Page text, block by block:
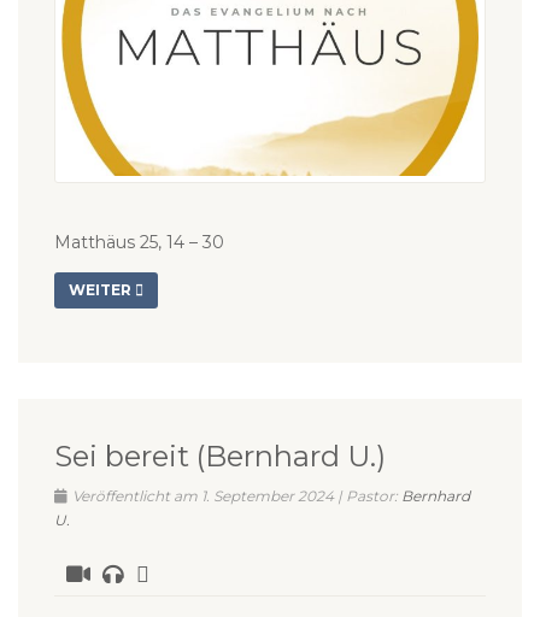
Matthäus 25, 14 – 30
WEITER
Sei bereit (Bernhard U.)
Veröffentlicht am 1. September 2024 | Pastor: Bernhard
U.